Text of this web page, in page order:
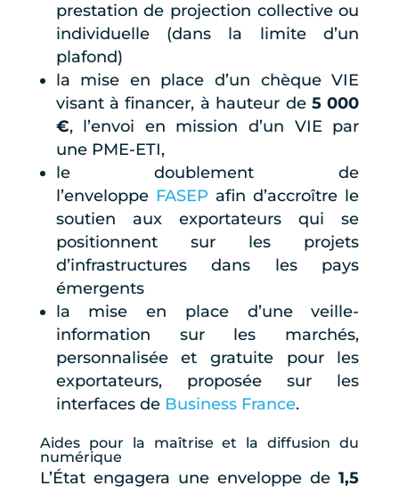
prestation de projection collective ou
individuelle (dans la limite d’un
plafond)
la mise en place d’un chèque VIE
visant à financer, à hauteur de 5 000
€, l’envoi en mission d’un VIE par
une PME-ETI,
le doublement de
l’enveloppe FASEP afin d’accroître le
soutien aux exportateurs qui se
positionnent sur les projets
d’infrastructures dans les pays
émergents
la mise en place d’une veille-
information sur les marchés,
personnalisée et gratuite pour les
exportateurs, proposée sur les
interfaces de Business France.
Aides pour la maîtrise et la diffusion du
numérique
L’État engagera une enveloppe de1,5